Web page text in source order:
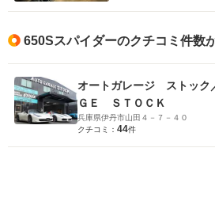
650Sスパイダーのクチコミ件数
オートガレージ ストック
ＧＥ ＳＴＯＣＫ
兵庫県伊丹市山田４－７－４０
クチコミ： 44件